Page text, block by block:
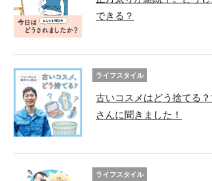
できる？
ライフスタイル
古いコスメはどう捨てる
さんに聞きました！
ライフスタイル